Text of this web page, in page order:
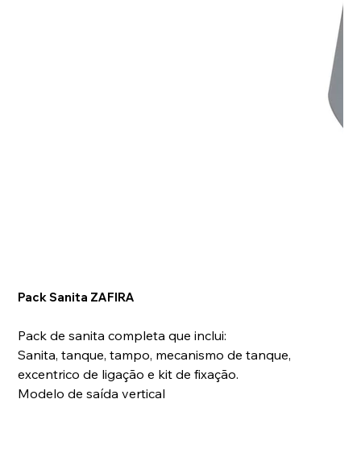
Pack Sanita ZAFIRA
Pack de sanita completa que inclui:
Sanita, tanque, tampo, mecanismo de tanque,
excentrico de ligação e kit de fixação.
Modelo de saída vertical